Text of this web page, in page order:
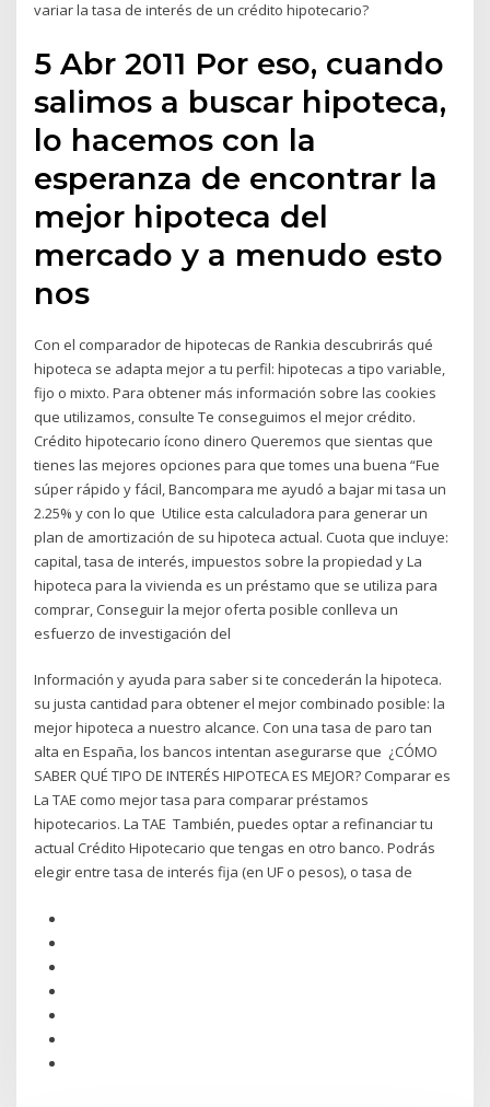
variar la tasa de interés de un crédito hipotecario?
5 Abr 2011 Por eso, cuando
salimos a buscar hipoteca,
lo hacemos con la
esperanza de encontrar la
mejor hipoteca del
mercado y a menudo esto
nos
Con el comparador de hipotecas de Rankia descubrirás qué
hipoteca se adapta mejor a tu perfil: hipotecas a tipo variable,
fijo o mixto. Para obtener más información sobre las cookies
que utilizamos, consulte Te conseguimos el mejor crédito.
Crédito hipotecario ícono dinero Queremos que sientas que
tienes las mejores opciones para que tomes una buena “Fue
súper rápido y fácil, Bancompara me ayudó a bajar mi tasa un
2.25% y con lo que Utilice esta calculadora para generar un
plan de amortización de su hipoteca actual. Cuota que incluye:
capital, tasa de interés, impuestos sobre la propiedad y La
hipoteca para la vivienda es un préstamo que se utiliza para
comprar, Conseguir la mejor oferta posible conlleva un
esfuerzo de investigación del
Información y ayuda para saber si te concederán la hipoteca.
su justa cantidad para obtener el mejor combinado posible: la
mejor hipoteca a nuestro alcance. Con una tasa de paro tan
alta en España, los bancos intentan asegurarse que ¿CÓMO
SABER QUÉ TIPO DE INTERÉS HIPOTECA ES MEJOR? Comparar es
La TAE como mejor tasa para comparar préstamos
hipotecarios. La TAE También, puedes optar a refinanciar tu
actual Crédito Hipotecario que tengas en otro banco. Podrás
elegir entre tasa de interés fija (en UF o pesos), o tasa de